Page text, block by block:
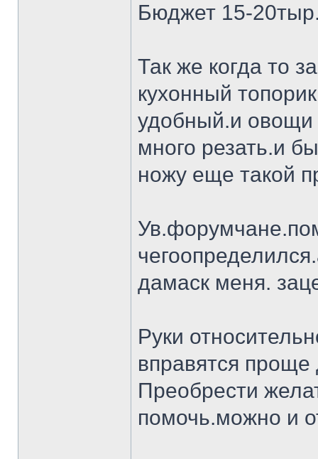
Бюджет 15-
Так же когда то
кухонный
удобный.и овощи
много резать.и
ножу еще такой
дамаск меня.
Руки
вправятся
Преобрести
помочь.можно и